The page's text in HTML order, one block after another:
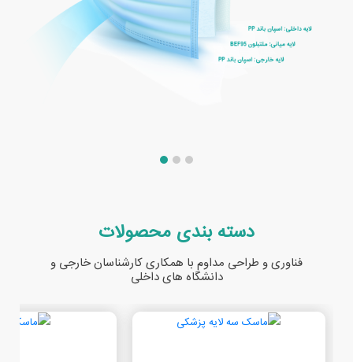
دسته بندی محصولات
فناوری و طراحی مداوم با همکاری کارشناسان خارجی و
دانشگاه های داخلی